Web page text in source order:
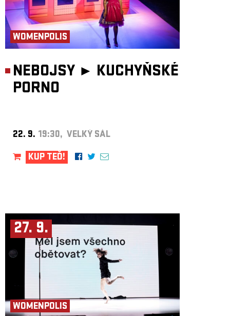
WOMENPOLIS
NEBOJSY ► KUCHYŇSKÉ
PORNO
22. 9. 19:30, VELKÝ SÁL
KUP TEĎ!
27. 9.
WOMENPOLIS